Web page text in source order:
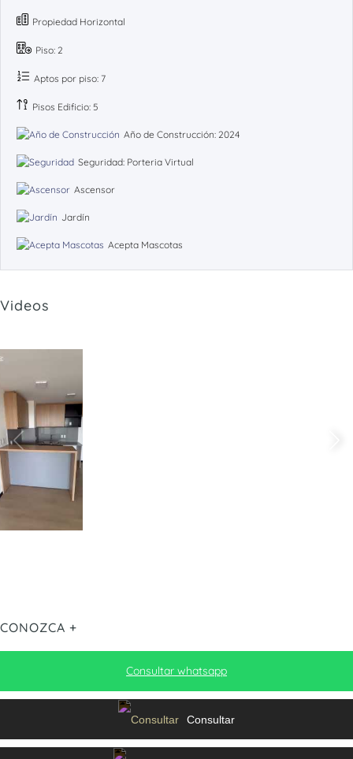
Propiedad Horizontal
Piso: 2
Aptos por piso: 7
Pisos Edificio: 5
Año de Construcción: 2024
Seguridad: Porteria Virtual
Ascensor
Jardín
Acepta Mascotas
Videos
CONOZCA +
Consultar whatsapp
Consultar